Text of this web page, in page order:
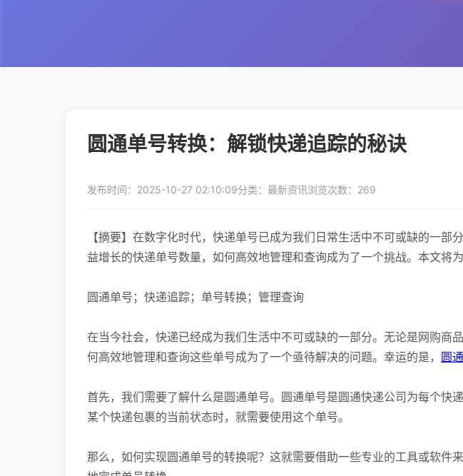
圆通单号转换：解锁快递追踪的秘诀
发布时间：2025-10-27 02:10:09分类：最新资讯浏览次数：269
【摘要】在数字化时代，快递单号已成为我们日常生活中不可或缺的一
益增长的快递单号数量，如何高效地管理和查询成为了一个挑战。本文
圆通单号；快递追踪；单号转换；管理查询
在当今社会，快递已经成为我们生活中不可或缺的一部分。无论是网购
何高效地管理和查询这些单号成为了一个亟待解决的问题。幸运的是， 圆
首先，我们需要了解什么是圆通单号。圆通单号是圆通快递公司为每个
某个快递包裹的当前状态时，就需要使用这个单号。
那么，如何实现圆通单号的转换呢？这就需要借助一些专业的工具或软